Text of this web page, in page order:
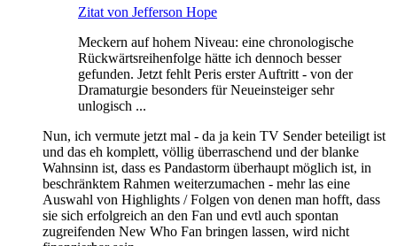
Zitat von Jefferson Hope
Meckern auf hohem Niveau: eine chronologische
Rückwärtsreihenfolge hätte ich dennoch besser
gefunden. Jetzt fehlt Peris erster Auftritt - von der
Dramaturgie besonders für Neueinsteiger sehr
unlogisch ...
Nun, ich vermute jetzt mal - da ja kein TV Sender beteiligt ist
und das eh komplett, völlig überraschend und der blanke
Wahnsinn ist, dass es Pandastorm überhaupt möglich ist, in
beschränktem Rahmen weiterzumachen - mehr las eine
Auswahl von Highlights / Folgen von denen man hofft, dass
sie sich erfolgreich an den Fan und evtl auch spontan
zugreifenden New Who Fan bringen lassen, wird nicht